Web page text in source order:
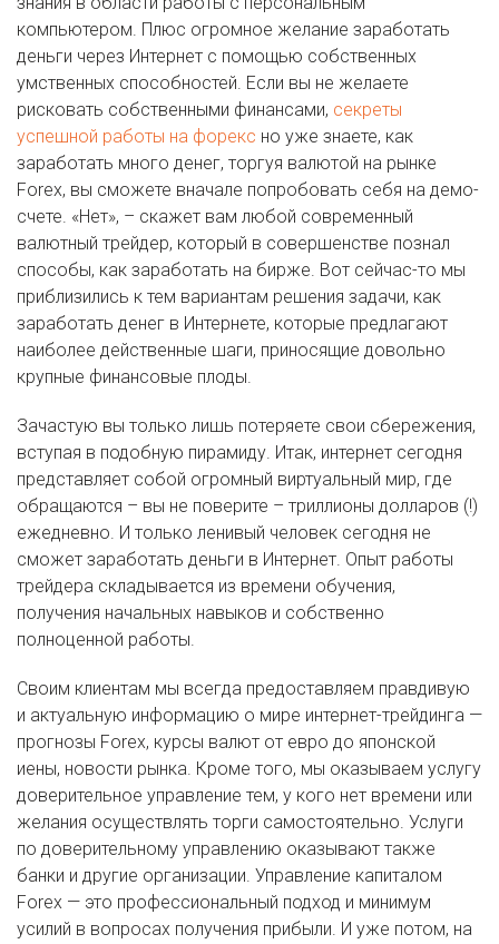
компьютером. Плюс огромное желание заработать
деньги через Интернет с помощью собственных
умственных способностей. Если вы не желаете
рисковать собственными финансами, секреты
успешной работы на форекс но уже знаете, как
заработать много денег, торгуя валютой на рынке
Forex, вы сможете вначале попробовать себя на демо-
счете. «Нет», – скажет вам любой современный
валютный трейдер, который в совершенстве познал
способы, как заработать на бирже. Вот сейчас-то мы
приблизились к тем вариантам решения задачи, как
заработать денег в Интернете, которые предлагают
наиболее действенные шаги, приносящие довольно
крупные финансовые плоды.
Зачастую вы только лишь потеряете свои сбережения,
вступая в подобную пирамиду. Итак, интернет сегодня
представляет собой огромный виртуальный мир, где
обращаются – вы не поверите – триллионы долларов (!)
ежедневно. И только ленивый человек сегодня не
сможет заработать деньги в Интернет. Опыт работы
трейдера складывается из времени обучения,
получения начальных навыков и собственно
полноценной работы.
Своим клиентам мы всегда предоставляем правдивую
и актуальную информацию о мире интернет-трейдинга —
прогнозы Forex, курсы валют от евро до японской
иены, новости рынка. Кроме того, мы оказываем услугу
доверительное управление тем, у кого нет времени или
желания осуществлять торги самостоятельно. Услуги
по доверительному управлению оказывают также
банки и другие организации. Управление капиталом
Forex — это профессиональный подход и минимум
усилий в вопросах получения прибыли. И уже потом, на